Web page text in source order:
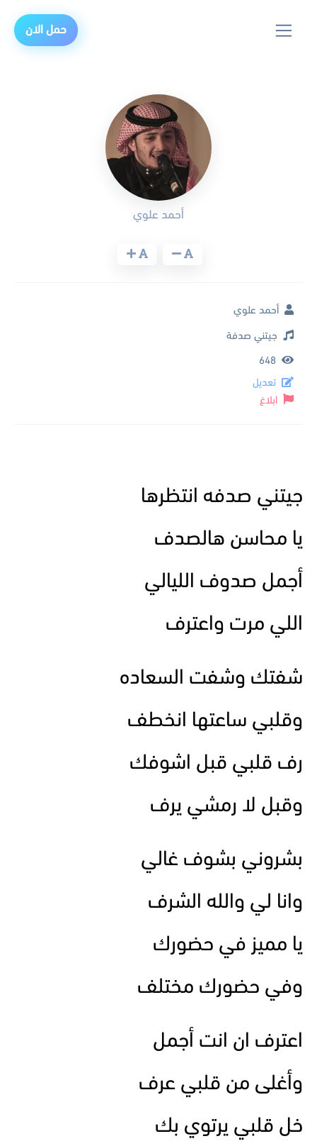
حمل الان
جيتني صدفه انتظرها
يا محاسن هالصدف
أجمل صدوف الليالي
اللي مرت واعترف
شفتك وشفت السعاده
وقلبي ساعتها انخطف
رف قلبي قبل اشوفك
وقبل لا رمشي يرف
بشروني بشوف غالي
وانا لي والله الشرف
يا مميز في حضورك
وفي حضورك مختلف
اعترف ان انت أجمل
وأغلى من قلبي عرف
خل قلبي يرتوي بك
أحمد علوي
أحمد علوي
جيتني صدفة
648
تعديل
ابلاغ